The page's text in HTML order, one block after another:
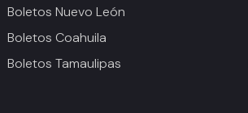
Boletos Nuevo León
Boletos Coahuila
Boletos Tamaulipas